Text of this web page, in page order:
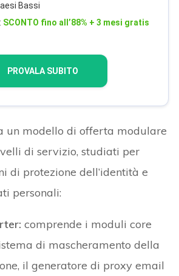
Bassi
: SCONTO fino all’88% + 3 mesi gratis
PROVALA SUBITO
un modello di offerta modulare
di servizio, studiati per
di protezione dell’identità e
personali:
comprende i moduli core
di mascheramento della
il generatore di proxy email